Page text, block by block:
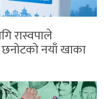
रास्वपाले
छनोटको नयाँ खाका